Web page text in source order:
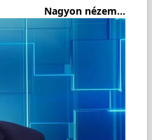
Nagyon nézem...